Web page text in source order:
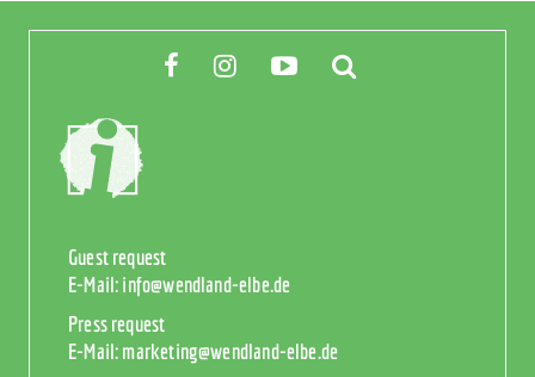
Guest request
E-Mail:info@wendland-elbe.de
Press request
E-Mail:marketing@wendland-elbe.de